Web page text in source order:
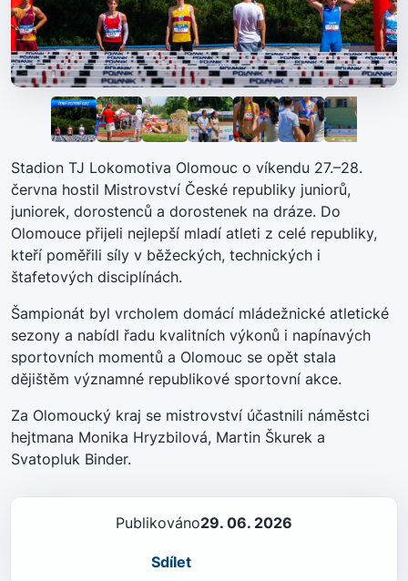
Stadion TJ Lokomotiva Olomouc o víkendu 27.–28.
června hostil Mistrovství České republiky juniorů,
juniorek, dorostenců a dorostenek na dráze. Do
Olomouce přijeli nejlepší mladí atleti z celé republiky,
kteří poměřili síly v běžeckých, technických i
štafetových disciplínách.
Šampionát byl vrcholem domácí mládežnické atletické
sezony a nabídl řadu kvalitních výkonů i napínavých
sportovních momentů a Olomouc se opět stala
dějištěm významné republikové sportovní akce.
Za Olomoucký kraj se mistrovství účastnili náměstci
hejtmana Monika Hryzbilová, Martin Škurek a
Svatopluk Binder.
Publikováno29. 06. 2026
Sdílet